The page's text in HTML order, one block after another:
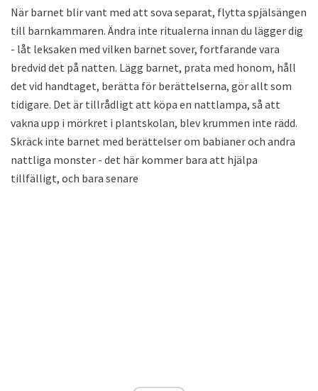
När barnet blir vant med att sova separat, flytta spjälsängen
till barnkammaren. Ändra inte ritualerna innan du lägger dig
- låt leksaken med vilken barnet sover, fortfarande vara
bredvid det på natten. Lägg barnet, prata med honom, håll
det vid handtaget, berätta för berättelserna, gör allt som
tidigare. Det är tillrådligt att köpa en nattlampa, så att
vakna upp i mörkret i plantskolan, blev krummen inte rädd.
Skräck inte barnet med berättelser om babianer och andra
nattliga monster - det här kommer bara att hjälpa
tillfälligt, och bara senare